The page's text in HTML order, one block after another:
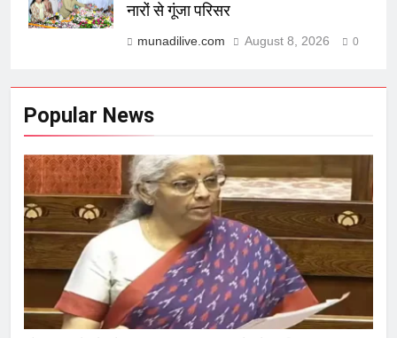
नारों से गूंजा परिसर
munadilive.com August 8, 2026 0
Popular News